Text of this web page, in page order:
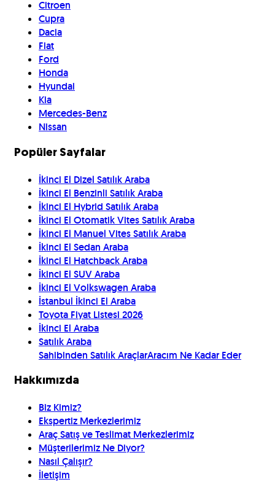
Citroen
Cupra
Dacia
Fiat
Ford
Honda
Hyundai
Kia
Mercedes-Benz
Nissan
Popüler Sayfalar
İkinci El Dizel Satılık Araba
İkinci El Benzinli Satılık Araba
İkinci El Hybrid Satılık Araba
İkinci El Otomatik Vites Satılık Araba
İkinci El Manuel Vites Satılık Araba
İkinci El Sedan Araba
İkinci El Hatchback Araba
İkinci El SUV Araba
İkinci El Volkswagen Araba
İstanbul İkinci El Araba
Toyota Fiyat Listesi 2026
İkinci El Araba
Satılık Araba
Sahibinden Satılık AraçlarAracım Ne Kadar Eder
Hakkımızda
Biz Kimiz?
Ekspertiz Merkezlerimiz
Araç Satış ve Teslimat Merkezlerimiz
Müşterilerimiz Ne Diyor?
Nasıl Çalışır?
İletişim